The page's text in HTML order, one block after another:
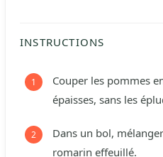
INSTRUCTIONS
Couper les pommes
épaisses, sans les
Dans un bol,
romarin effeuillé.